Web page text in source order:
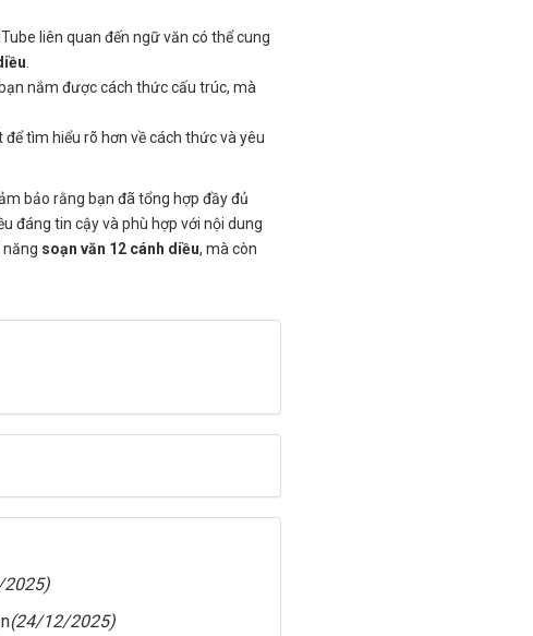
liên quan đến ngữ văn có thể cung
nắm được cách thức cấu trúc, mà
tìm hiểu rõ hơn về cách thức và yêu
bảo rằng bạn đã tổng hợp đầy đủ
đáng tin cậy và phù hợp với nội dung
năng soạn văn 12 cánh diều, mà còn
(24/12/2025)